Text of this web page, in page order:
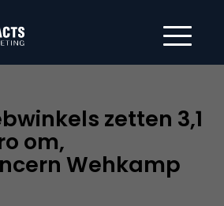
zetten 3,1
om,
Wehkamp